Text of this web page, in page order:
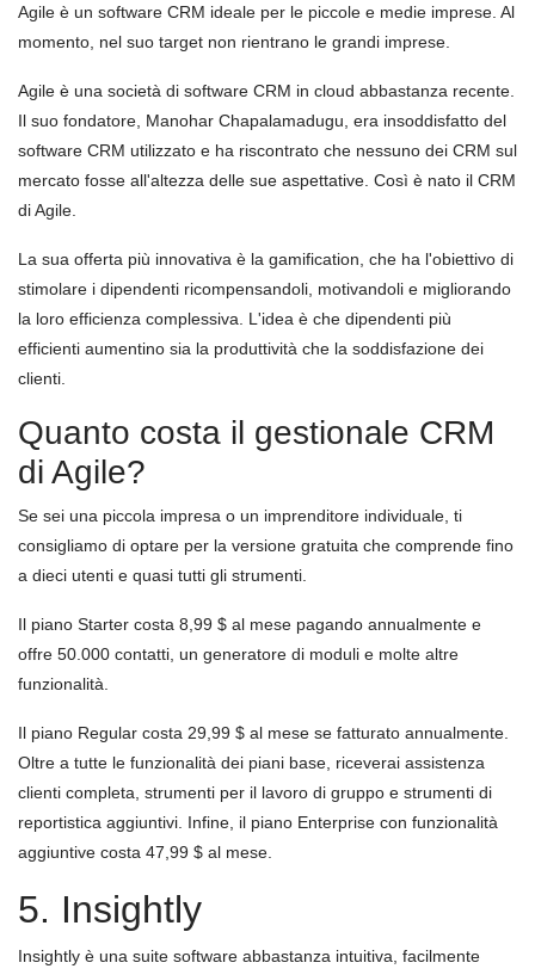
Agile è un software CRM ideale per le piccole e medie imprese. Al
momento, nel suo target non rientrano le grandi imprese.
Agile è una società di software CRM in cloud abbastanza recente.
Il suo fondatore, Manohar Chapalamadugu, era insoddisfatto del
software CRM utilizzato e ha riscontrato che nessuno dei CRM sul
mercato fosse all'altezza delle sue aspettative. Così è nato il CRM
di Agile.
La sua offerta più innovativa è la gamification, che ha l'obiettivo di
stimolare i dipendenti ricompensandoli, motivandoli e migliorando
la loro efficienza complessiva. L'idea è che dipendenti più
efficienti aumentino sia la produttività che la soddisfazione dei
clienti.
Quanto costa il gestionale CRM
di Agile?
Se sei una piccola impresa o un imprenditore individuale, ti
consigliamo di optare per la versione gratuita che comprende fino
a dieci utenti e quasi tutti gli strumenti.
Il piano Starter costa 8,99 $ al mese pagando annualmente e
offre 50.000 contatti, un generatore di moduli e molte altre
funzionalità.
Il piano Regular costa 29,99 $ al mese se fatturato annualmente.
Oltre a tutte le funzionalità dei piani base, riceverai assistenza
clienti completa, strumenti per il lavoro di gruppo e strumenti di
reportistica aggiuntivi. Infine, il piano Enterprise con funzionalità
aggiuntive costa 47,99 $ al mese.
5. Insightly
Insightly è una suite software abbastanza intuitiva, facilmente